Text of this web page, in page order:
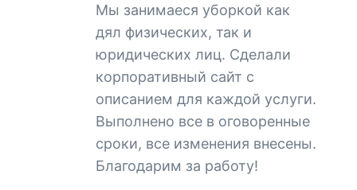
Мы занимаеся уборкой как
дял физических, так и
юридических лиц. Сделали
корпоративный сайт с
описанием для каждой услуги.
Выполнено все в оговоренные
сроки, все изменения внесены.
Благодарим за работу!